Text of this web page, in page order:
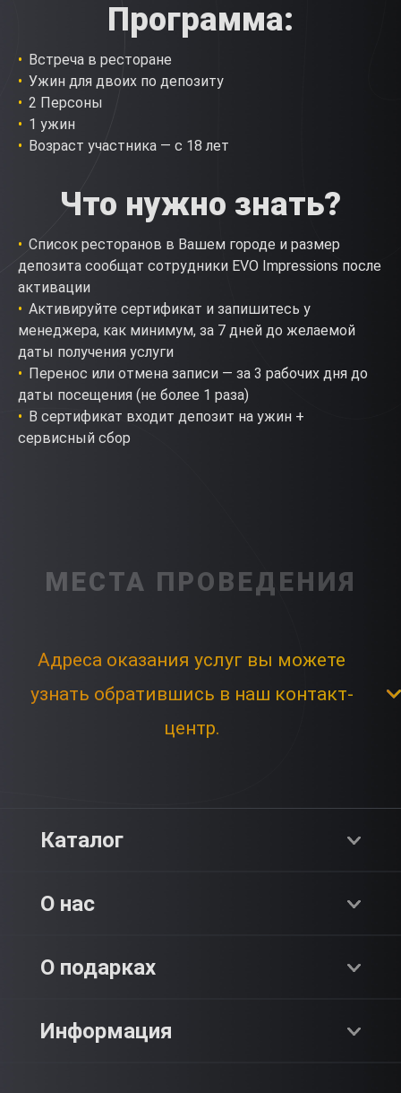
Программа:
Встреча в ресторане
Ужин для двоих по депозиту
2 Персоны
1 ужин
Возраст участника — с 18 лет
Что нужно знать?
Список ресторанов в Вашем городе и размер
депозита сообщат сотрудники EVO Impressions после
активации
Активируйте сертификат и запишитесь у
менеджера, как минимум, за 7 дней до желаемой
даты получения услуги
Перенос или отмена записи — за 3 рабочих дня до
даты посещения (не более 1 раза)
В сертификат входит депозит на ужин +
сервисный сбор
МЕСТА ПРОВЕДЕНИЯ
Адреса оказания услуг вы можете
узнать обратившись в наш контакт-
центр.
Каталог
О нас
О компании
О подарках
Как это работает?
Информация